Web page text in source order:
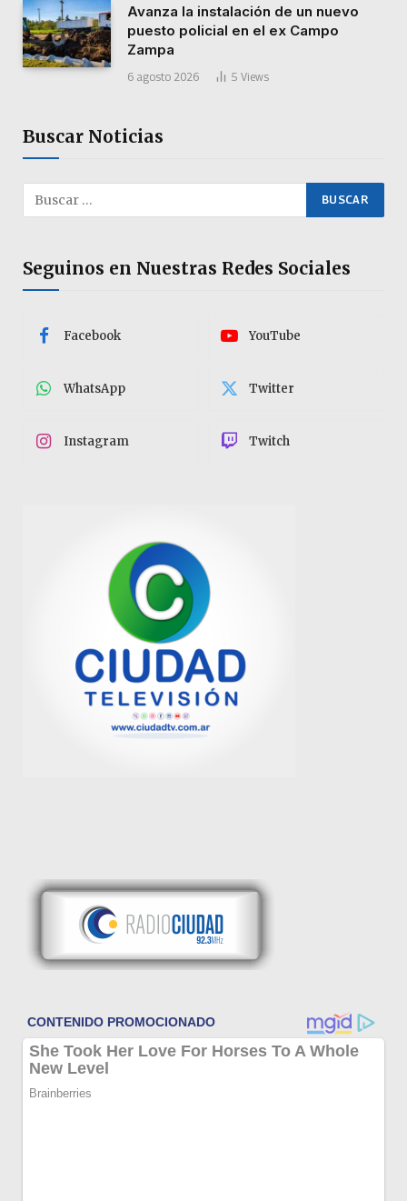
Avanza la instalación de un nuevo
puesto policial en el ex Campo
Zampa
6 agosto 2026 5 Views
Buscar Noticias
Seguinos en Nuestras Redes Sociales
Facebook YouTube
WhatsApp Twitter
Instagram Twitch